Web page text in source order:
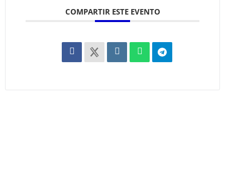
COMPARTIR ESTE EVENTO